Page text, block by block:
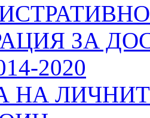
ЗА
2020
НА